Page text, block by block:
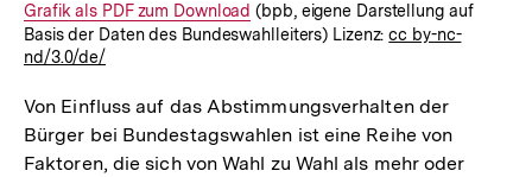
Interner
Link:
Grafik als PDF zum Download (bpb, eigene Darstellung auf
Basis der Daten des Bundeswahlleiters) Lizenz:cc by-nc-
nd/3.0/de/
Von Einfluss auf das Abstimmungsverhalten der
Bürger bei Bundestagswahlen ist eine Reihe von
Faktoren, die sich von Wahl zu Wahl als mehr oder